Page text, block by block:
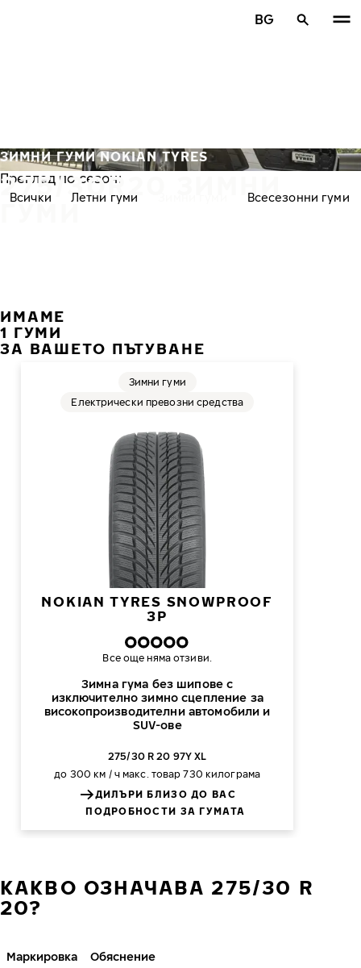
BG
275/30R20 ЗИМНИ
ГУМИ
ЗИМНИ ГУМИ NOKIAN TYRES
Преглед по сезон:
Всички Летни гуми Всесезонни гуми
ИМАМЕ
1 ГУМИ
ЗА ВАШЕТО ПЪТУВАНЕ
NOKIAN TYRES SNOWPROOF
3P
Зимна гума без шипове с
изключително зимно сцепление за
високопроизводителни автомобили и
SUV-ове
Зимни гуми
Електрически превозни средства
Все още няма отзиви.
275/30 R 20 97Y XL
до 300 км / ч макс. товар 730 килограма
ДИЛЪРИ БЛИЗО ДО ВАС
ПОДРОБНОСТИ ЗА ГУМАТА
КАКВО ОЗНАЧАВА 275/30 R
20?
Маркировка Обяснение